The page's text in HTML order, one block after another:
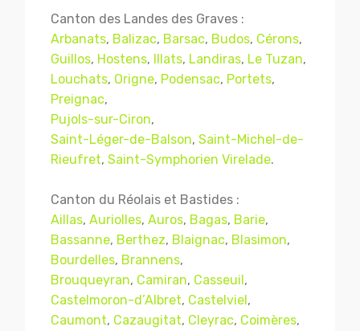
Canton des Landes des Graves :
Arbanats, Balizac, Barsac, Budos, Cérons,
Guillos, Hostens, Illats, Landiras, Le Tuzan,
Louchats, Origne, Podensac, Portets,
Preignac,
Pujols-sur-Ciron,
Saint-Léger-de-Balson, Saint-Michel-de-
Rieufret, Saint-Symphorien Virelade.
Canton du Réolais et Bastides :
Aillas, Auriolles, Auros, Bagas, Barie,
Bassanne, Berthez, Blaignac, Blasimon,
Bourdelles, Brannens,
Brouqueyran, Camiran, Casseuil,
Castelmoron-d’Albret, Castelviel,
Caumont, Cazaugitat, Cleyrac, Coimères,